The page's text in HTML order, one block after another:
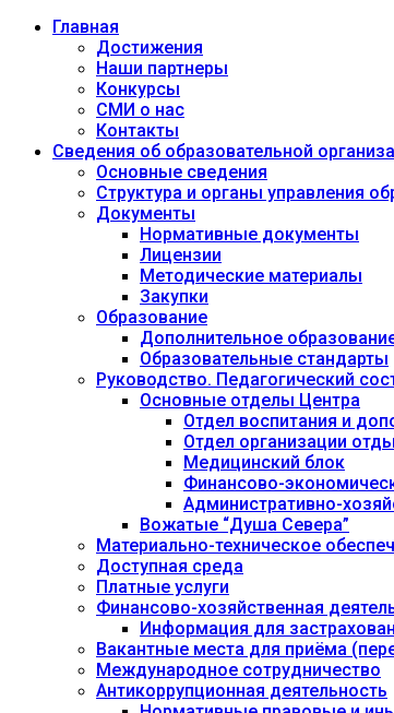
Главная
Достижения
Наши партнеры
Конкурсы
СМИ о нас
Контакты
Сведения об образовательной
Основные сведения
Структура и органы управления
Документы
Нормативные документы
Лицензии
Методические материалы
Закупки
Образование
Дополнительное
Образовательные стандарты
Руководство. Педагогический
Основные отделы Центра
Отдел воспитания и
Отдел организации
Медицинский блок
Финансово-
Административно-
Вожатые “Душа Севера”
Материально-техническое
Доступная среда
Платные услуги
Финансово-хозяйственная
Информация для
Вакантные места для приёма
Международное сотрудничество
Антикоррупционная деятельность